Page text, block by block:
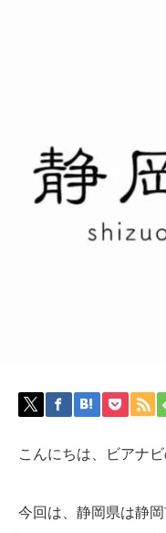
こんにちは、ビアナ
今回は、静岡県は静